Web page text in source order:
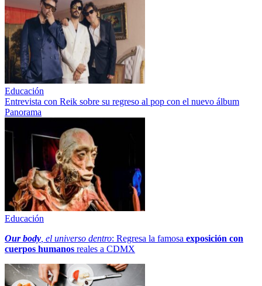
Educación
Entrevista con Reik sobre su regreso al pop con el nuevo álbum
Panorama
Educación
Our body , el universo dentro: Regresa la famosa exposición con
cuerpos humanos reales a CDMX